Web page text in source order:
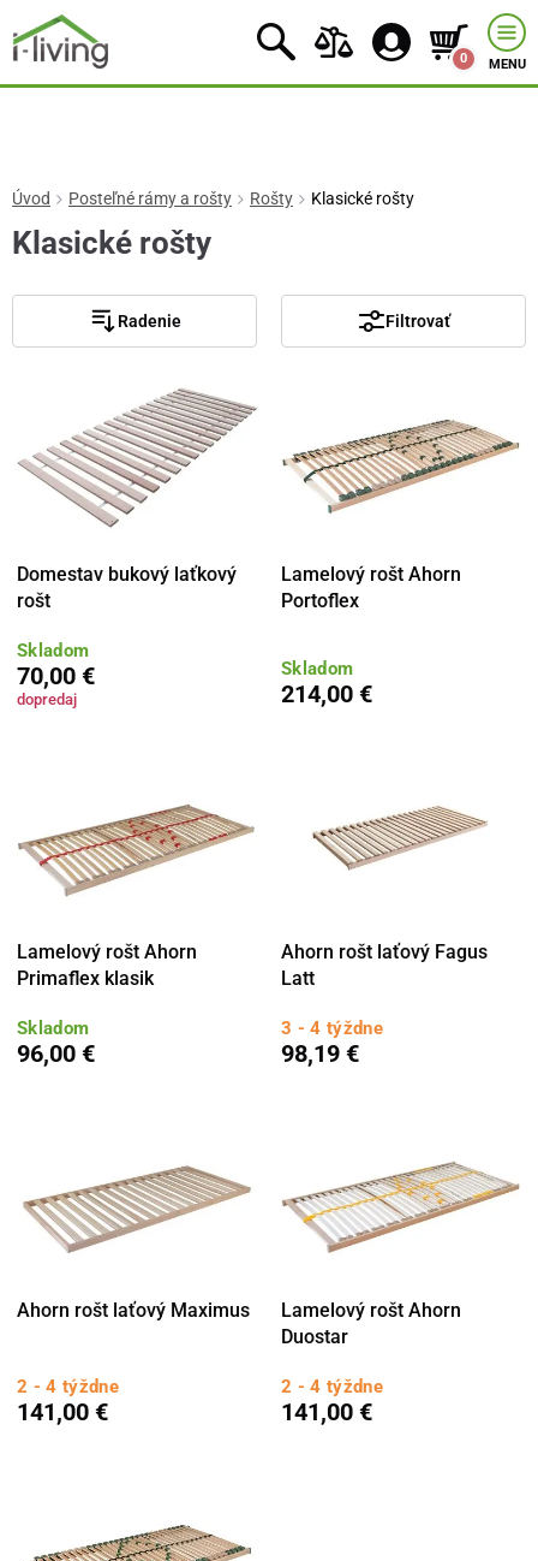
0 MENU
Úvod Posteľné rámy a rošty Rošty Klasické rošty
Klasické rošty
Radenie Filtrovať
Domestav bukový laťkový
rošt
Skladom
70,00 €
dopredaj
Lamelový rošt Ahorn
Portoflex
Skladom
214,00 €
Lamelový rošt Ahorn
Primaflex klasik
Skladom
96,00 €
Ahorn rošt laťový Fagus
Latt
3 - 4 týždne
98,19 €
Ahorn rošt laťový Maximus
2 - 4 týždne
141,00 €
Lamelový rošt Ahorn
Duostar
2 - 4 týždne
141,00 €